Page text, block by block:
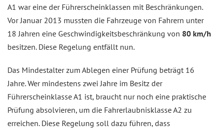
A1 war eine der Führerscheinklassen mit Beschränkungen.
Vor Januar 2013 mussten die Fahrzeuge von Fahrern unter
18 Jahren eine Geschwindigkeitsbeschränkung von 80 km/h
besitzen. Diese Regelung entfällt nun.
Das Mindestalter zum Ablegen einer Prüfung beträgt 16
Jahre. Wer mindestens zwei Jahre im Besitz der
Führerscheinklasse A1 ist, braucht nur noch eine praktische
Prüfung absolvieren, um die Fahrerlaubnisklasse A2 zu
erreichen. Diese Regelung soll dazu führen, dass